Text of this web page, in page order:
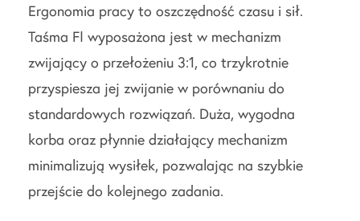
Ergonomia pracy to oszczędność czasu i sił.
Taśma FI wyposażona jest w mechanizm
zwijający o przełożeniu 3:1, co trzykrotnie
przyspiesza jej zwijanie w porównaniu do
standardowych rozwiązań. Duża, wygodna
korba oraz płynnie działający mechanizm
minimalizują wysiłek, pozwalając na szybkie
przejście do kolejnego zadania.